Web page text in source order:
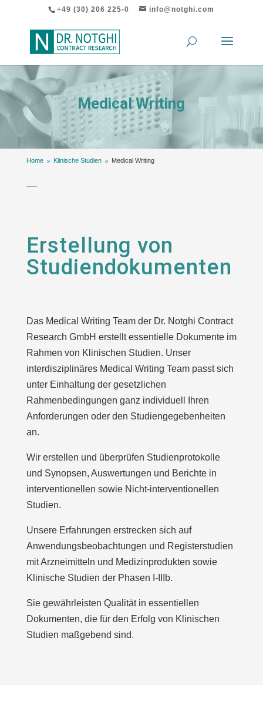
+49 (30) 206 225-0 info@notghi.com
Medical Writing
Home 9 Klinische Studien 9 Medical Writing
Erstellung von
Studiendokumenten
Das Medical Writing Team der Dr. Notghi Contract
Research GmbH erstellt essentielle Dokumente im
Rahmen von Klinischen Studien. Unser
interdisziplinäres Medical Writing Team passt sich
unter Einhaltung der gesetzlichen
Rahmenbedingungen ganz individuell Ihren
Anforderungen oder den Studiengegebenheiten
an.
Wir erstellen und überprüfen Studienprotokolle
und Synopsen, Auswertungen und Berichte in
interventionellen sowie Nicht-interventionellen
Studien.
Unsere Erfahrungen erstrecken sich auf
Anwendungsbeobachtungen und Registerstudien
mit Arzneimitteln und Medizinprodukten sowie
Klinische Studien der Phasen I-IIIb.
Sie gewährleisten Qualität in essentiellen
Dokumenten, die für den Erfolg von Klinischen
Studien maßgebend sind.